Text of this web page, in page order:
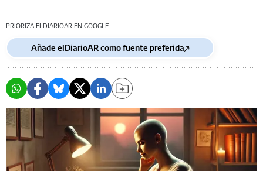
PRIORIZA ELDIARIOAR EN GOOGLE
Añade elDiarioAR como fuente preferida